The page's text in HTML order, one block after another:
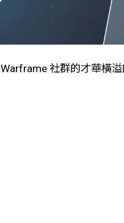
社群的才華橫